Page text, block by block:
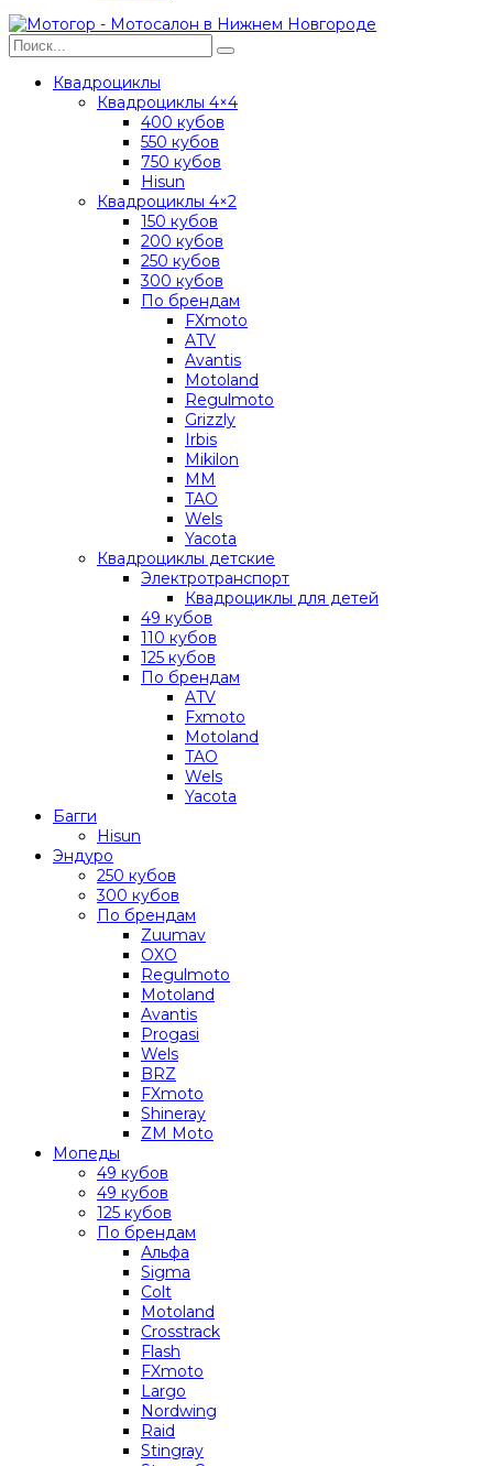
Квадроциклы
Квадроциклы 4×4
400 кубов
550 кубов
750 кубов
Hisun
Квадроциклы 4×2
150 кубов
200 кубов
250 кубов
300 кубов
По брендам
FXmoto
ATV
Avantis
Motoland
Regulmoto
Grizzly
Irbis
Mikilon
MM
TAO
Wels
Yacota
Квадроциклы детские
Электротранспорт
Квадроциклы для детей
49 кубов
110 кубов
125 кубов
По брендам
ATV
Fxmoto
Motoland
TAO
Wels
Yacota
Багги
Hisun
Эндуро
250 кубов
300 кубов
По брендам
Zuumav
OXO
Regulmoto
Motoland
Avantis
Progasi
Wels
BRZ
FXmoto
Shineray
ZM Moto
Мопеды
49 кубов
49 кубов
125 кубов
По брендам
Альфа
Sigma
Colt
Motoland
Crosstrack
Flash
FXmoto
Largo
Nordwing
Raid
Stingray